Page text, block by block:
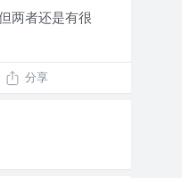
两者还是有很
分享